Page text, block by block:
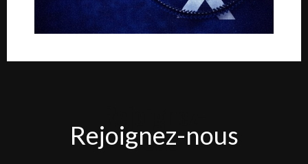
nous
Rejoignez-nous